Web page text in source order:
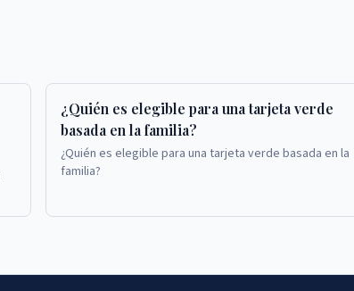
¿Quién es elegible para una tarjeta verde
basada en la familia?
¿Quién es elegible para una tarjeta verde basada en la
familia?